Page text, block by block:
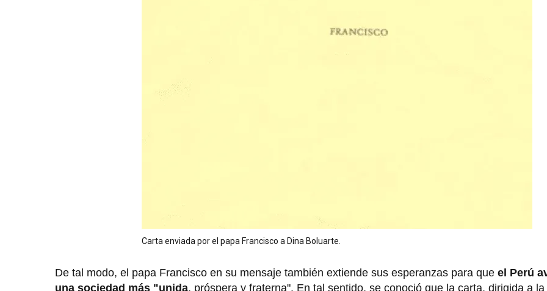
Carta enviada por el papa Francisco a Dina Boluarte.
De tal modo, el papa Francisco en su mensaje también extiende sus esperanzas para que el Perú
una sociedad más "unida, próspera y fraterna". En tal sentido, se conoció que la carta, dirigida a